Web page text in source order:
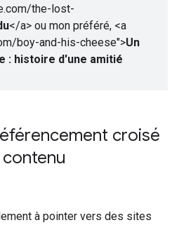
the-lost-
</a> ou mon préféré, <a
boy-and-his-cheese">Un
: histoire d'une amitié
croisé
à pointer vers des sites